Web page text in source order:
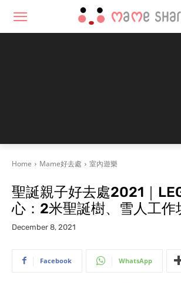
Home Mame好去處 室內遊樂
聖誕親子好去處2021｜
心：2米聖誕樹、雪人工作
December 8, 2021
Facebook WhatsApp